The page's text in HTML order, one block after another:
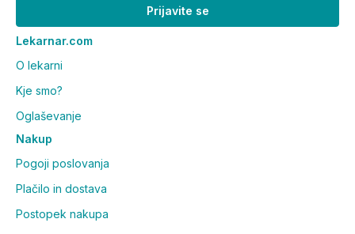
Prijavite se
Lekarnar.com
O lekarni
Kje smo?
Oglaševanje
Nakup
Pogoji poslovanja
Plačilo in dostava
Postopek nakupa